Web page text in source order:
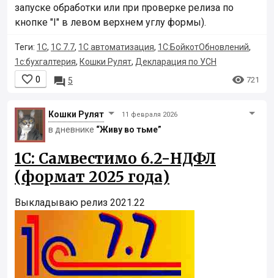
запуске обработки или при проверке релиза по
кнопке "I" в левом верхнем углу формы).
Теги: 1С, 1С 7.7, 1С автоматизация, 1С:БойкотОбновлений,
1с:бухгалтерия, Кошки Рулят, Декларация по УСН
 0  5  721
Кошки Рyлят 11 февраля 2026
в дневнике “Живу во тьме”
1С: Самвестимо 6.2-НДФЛ
(формат 2025 года)
Выкладываю релиз 2021.22